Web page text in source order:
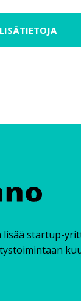
LISÄTIETOJA
lisää startup-